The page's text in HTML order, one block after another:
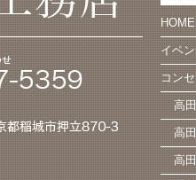
HOME
イベ
コン
高
高
高